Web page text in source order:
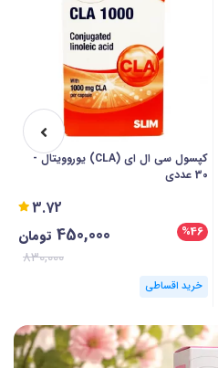
کپسول سی ال ای (CLA) یوروویتال -
30 عددی
3.72
%46
450,000 تومان
830,000
خرید اقساطی